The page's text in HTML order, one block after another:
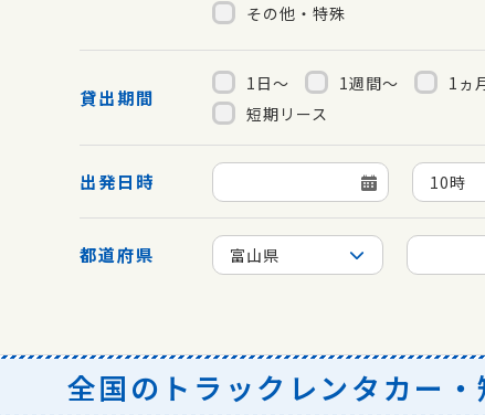
その他・特殊
貸出期間
1日～ 1週間～
1ヵ
短期リース
出発日時 10時
都道府県 富山県
全国のトラックレンタカー